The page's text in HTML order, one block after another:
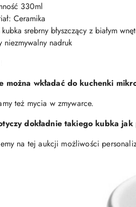
330ml
Ceramika
srebrny błyszczący z białym
niezmywalny nadruk
można wkładać do kuchenki
też mycia w zmywarce.
dokładnie takiego kubka
na tej aukcji możliwości